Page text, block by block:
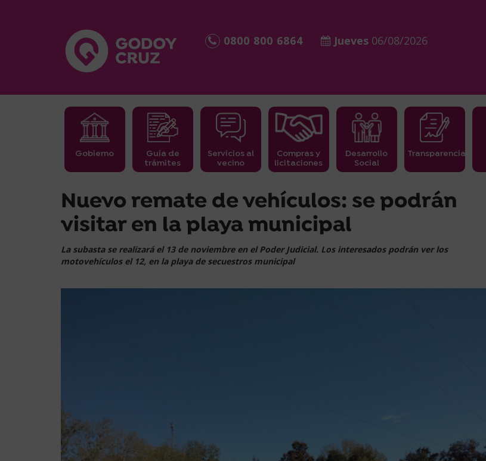
0800 800 6864 Jueves 06/08/2026
Gobierno
Guía de
trámites
Servicios al
vecino
Compras y
licitaciones
Desarrollo
Social
Transparencia
Nuevo remate de vehículos: se podrán
visitar en la playa municipal
La subasta se realizará el 13 de noviembre en el Poder Judicial. Los interesados podrán ver los
motovehículos el 12, en la playa de secuestros municipal